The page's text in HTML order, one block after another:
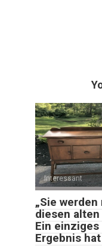
Interessant
„Sie
diesen
Ein
Ergebnis